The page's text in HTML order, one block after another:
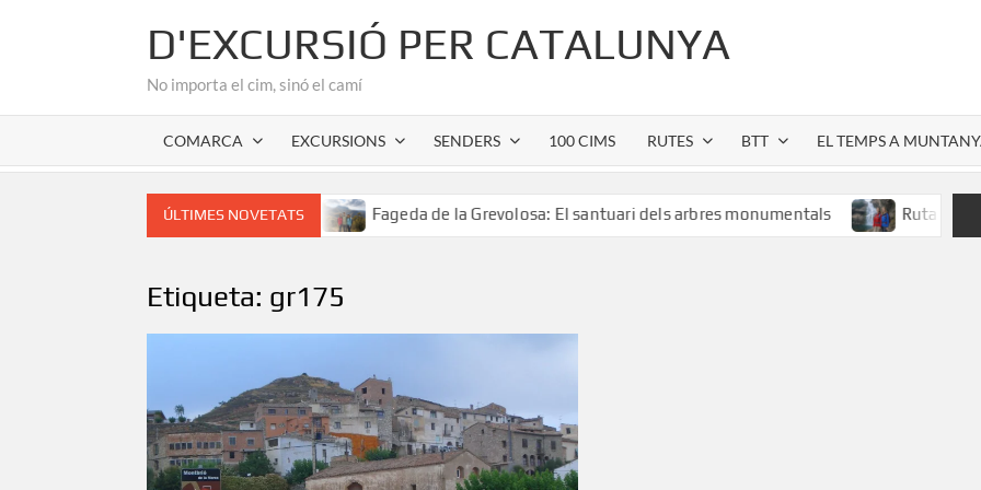
D'EXCURSIÓ PER CATALUNYA
No importa el cim, sinó el camí
COMARCA EXCURSIONS SENDERS 100 CIMS RUTES BTT EL TEMPS A
ÚLTIMES NOVETATS
romànic de l’Alta Garrotxa Fageda de la Grevolosa: El santuari dels arbres monumentals Ruta al Salt de
Etiqueta: gr175